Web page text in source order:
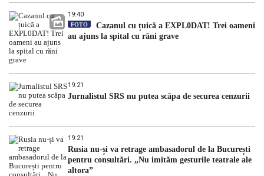
19:40
FOTO
Cazanul cu țuică a EXPL0DAT! Trei oameni
au ajuns la spital cu răni grave
19:21
Jurnalistul SRS nu putea scăpa de securea cenzurii
19:21
Rusia nu-și va retrage ambasadorul de la București
pentru consultări. „Nu imităm gesturile teatrale ale
altora”